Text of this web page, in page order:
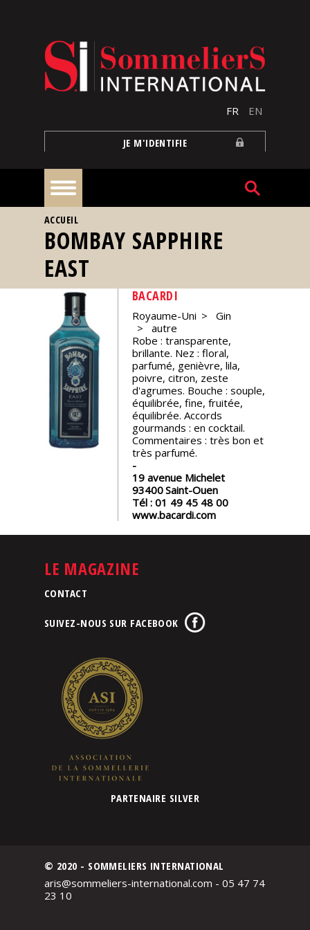
FR EN
JE M'IDENTIFIE
À
la
une
Reportages
Nos
événements
Spiritueux
Notes
de
dégustation
Le
Télécharger
la
VOUS ÊTES ICI
ACCUEIL
BOMBAY SAPPHIRE
EAST
BACARDI
Royaume-Uni
Gin
autre
Robe : transparente,
brillante. Nez : floral,
parfumé, genièvre, lila,
poivre, citron, zeste
d'agrumes. Bouche : souple,
équilibrée, fine, fruitée,
équilibrée. Accords
gourmands : en cocktail.
Commentaires : très bon et
très parfumé.
19 avenue Michelet
93400Saint-Ouen
Tél : 01 49 45 48 00
www.bacardi.com
LE MAGAZINE
CONTACT
SUIVEZ-NOUS SUR FACEBOOK
PARTENAIRE SILVER
© 2020 - SOMMELIERS INTERNATIONAL
aris@sommeliers-international.com - 05 47 74
23 10